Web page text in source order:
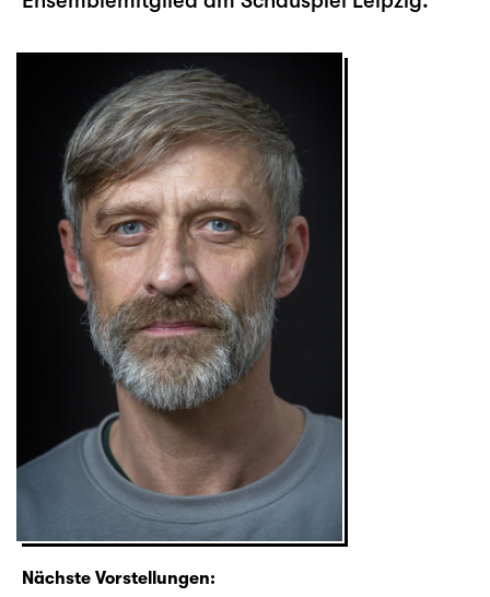
Nächste Vorstellungen: